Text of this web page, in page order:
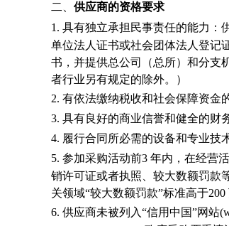
二、 供应商的资格要求
1. 具有独立承担民事责任的能力：
单位法人证书或社会团体法人登记
书，并提供总公司（总所）和分支
者行业另有规定的除外。）
2. 有依法缴纳税收和社会保障资金
3. 具有良好的商业信誉和健全的财
4. 履行合同所必需的设备和专业技
5. 参加采购活动前3 年内，在经营
销许可证或者执照、较大数额罚款
关领域“较大数额罚款”标准高于200
6. 供应商未被列入“信用中国”网站